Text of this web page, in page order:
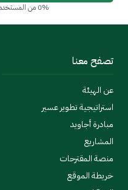
0% من المستخدمين قالوا نعم من 0 تعليقًا
تصفح معنا
عن الهيئة
استراتيجية تطوير عسير
مبادرة أجاويد
المشاريع
منصة المقترحات
خريطة الموقع